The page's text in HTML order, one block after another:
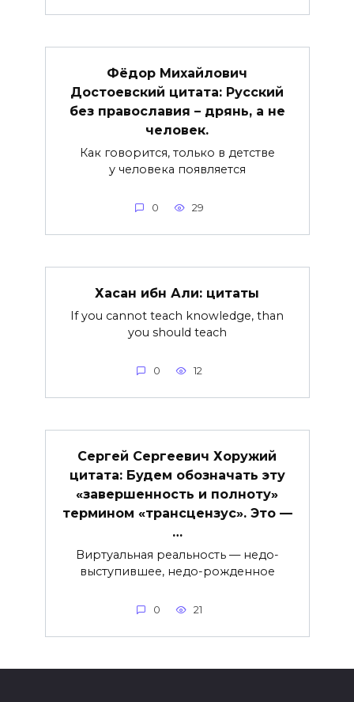
Фёдор Михайлович
Достоевский цитата: Русский
без православия – дрянь, а не
человек.
Как говорится, только в детстве
у человека появляется
0 29
Хасан ибн Али: цитаты
If you cannot teach knowledge, than
you should teach
0 12
Сергей Сергеевич Хоружий
цитата: Будем обозначать эту
«завершенность и полноту»
термином «трансцензус». Это —
…
Виртуальная реальность — недо-
выступившее, недо-рожденное
0 21